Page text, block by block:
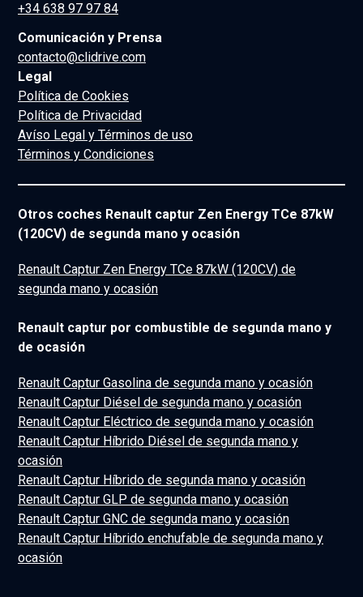
+34 638 97 97 84
Comunicación y Prensa
contacto@clidrive.com
Legal
Política de Cookies
Política de Privacidad
Avíso Legal y Términos de uso
Términos y Condiciones
Otros coches Renault captur Zen Energy TCe 87kW
(120CV) de segunda mano y ocasión
Renault Captur Zen Energy TCe 87kW (120CV) de
segunda mano y ocasión
Renault captur por combustible de segunda mano y
de ocasión
Renault Captur Gasolina de segunda mano y ocasión
Renault Captur Diésel de segunda mano y ocasión
Renault Captur Eléctrico de segunda mano y ocasión
Renault Captur Híbrido Diésel de segunda mano y
ocasión
Renault Captur Híbrido de segunda mano y ocasión
Renault Captur GLP de segunda mano y ocasión
Renault Captur GNC de segunda mano y ocasión
Renault Captur Híbrido enchufable de segunda mano y
ocasión